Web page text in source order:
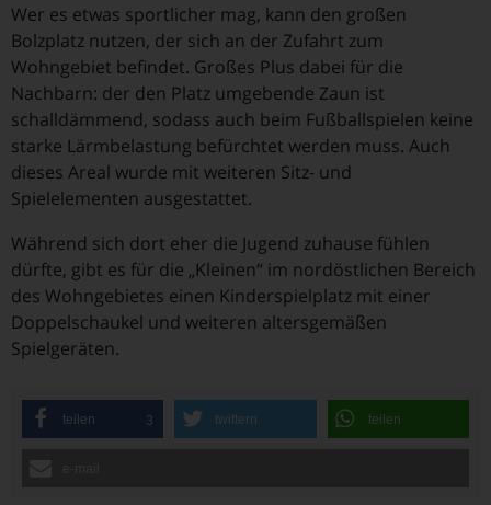
Wer es etwas sportlicher mag, kann den großen
Bolzplatz nutzen, der sich an der Zufahrt zum
Wohngebiet befindet. Großes Plus dabei für die
Nachbarn: der den Platz umgebende Zaun ist
schalldämmend, sodass auch beim Fußballspielen keine
starke Lärmbelastung befürchtet werden muss. Auch
dieses Areal wurde mit weiteren Sitz- und
Spielelementen ausgestattet.
Während sich dort eher die Jugend zuhause fühlen
dürfte, gibt es für die „Kleinen“ im nordöstlichen Bereich
des Wohngebietes einen Kinderspielplatz mit einer
Doppelschaukel und weiteren altersgemäßen
Spielgeräten.
teilen 3 twittern teilen